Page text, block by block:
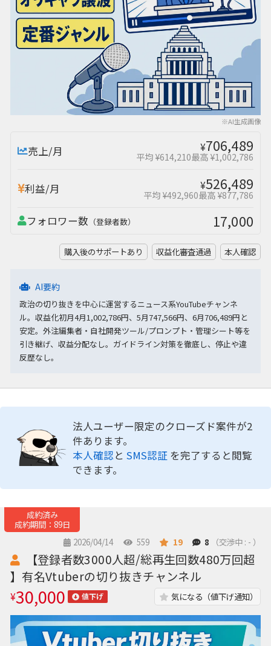
※AI生成画像
売上/月 ¥706,489
平均 ¥614,210最高 ¥1,002,786
利益/月 ¥526,489
平均 ¥492,960最高 ¥877,786
フォロワー数 （登録者数） 17,000
購入後のサポートあり 収益化審査通過 本人確認
AI要約
政治の切り抜きを中心に運営するニュース系YouTubeチャンネ
ル。収益化初月4月1,002,786円、5月747,566円、6月706,489円と
安定。外注編集者・自社開発ツール/プロンプト・管理シート等を
引き継げ、収益分配なし。ガイドライン対策を徹底し、停止や違
反歴なし。
法人ユーザー限定のクローズド案件が2
件あります。
本人確認と SMS認証 を完了すると閲覧
できます。
成約済み
成約期間：89日
2026/04/14
559 19 8 （交渉中 : - ）
【登録者数3000人超/総再生回数480万回超
】有名Vtuberの切り抜きチャンネル
¥30,000 値下げ 気になる（値下げ通知）